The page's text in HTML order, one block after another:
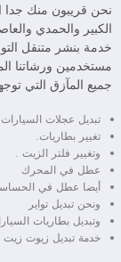
نحن قريبون منك جدا
الكبير والحمدي
خدمة بنشر متنقل
مستخدمين ورشاتنا
جميع المآزق التي
تبديل عجلات
تغيير بطاريات.
وتغيير فلتر الزيت .
عطل في المحرك
أيضا عطل في
ونحن تبديل تواير
وتبديل بطاريات
خدمة تبديل زيوت زيت